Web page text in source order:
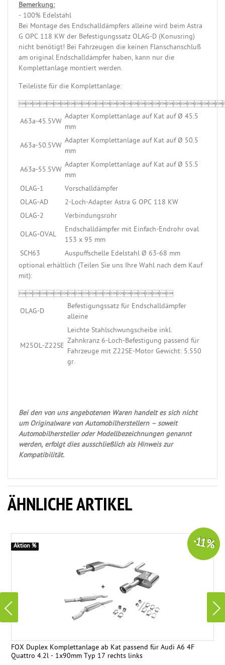
Bemerkung:
- 100% Edelstahl
Bei Montage des Endschalldämpfers alleine wird beim Astra
G OPC 118 KW der Befestigungssatz OLAG-D (Konusring)
nicht benötigt! Bei Fahrzeugen die keinen Flanschanschluß
am original Endschalldämpfer haben, kann nur die
Komplettanlage montiert werden.
Teileliste für die Komplettanlage:
A63a-45.5VW
Adapter Komplettanlage auf Kat auf Ø 45.5
mm
A63a-50.5VW
Adapter Komplettanlage auf Kat auf Ø 50.5
mm
A63a-55.5VW
Adapter Komplettanlage auf Kat auf Ø 55.5
mm
OLAG-1
Vorschalldämpfer
OLAG-AD
2-Loch-Adapter Astra G OPC 118 KW
OLAG-2
Verbindungsrohr
OLAG-OVAL
Endschalldämpfer mit Einfach-Endrohr oval
153 x 95 mm
SCH63
Auspuffschelle Edelstahl Ø 63-68 mm
optional erhältlich (Teilen Sie uns Ihre Wahl nach dem Kauf
mit):

OLAG-D
Befestigungssatz für Endschalldämpfer
alleine
M25OL-Z22SE
Leichte Stahlschwungscheibe inkl.
Zahnkranz 6-Loch-Befestigung passend für
Fahrzeuge mit Z22SE-Motor Gewicht: 5.550
gr.
Bei den von uns angebotenen Waren handelt es sich nicht
um Originalware von Automobilherstellern – soweit
Automobilhersteller oder Modellbezeichnungen genannt
werden, erfolgt dies ausschließlich als Hinweis zur
Kompatibilität.
ÄHNLICHE ARTIKEL
FOX Duplex Komplettanlage ab Kat passend für Audi A6 4F
Quattro 4.2l - 1x90mm Typ 17 rechts links
-11 %
Aktion %